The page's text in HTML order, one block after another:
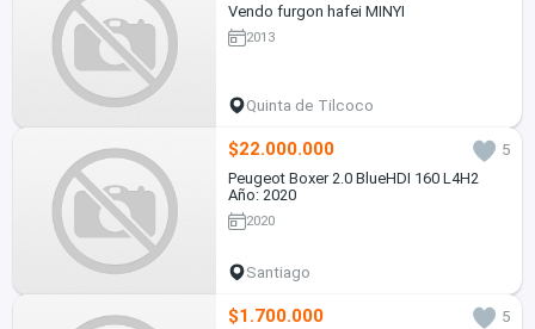
Vendo furgon hafei MINYI
2013
Quinta de Tilcoco
$22.000.000
5
Peugeot Boxer 2.0 BlueHDI 160 L4H2
Año: 2020
2020
Santiago
$1.700.000
5